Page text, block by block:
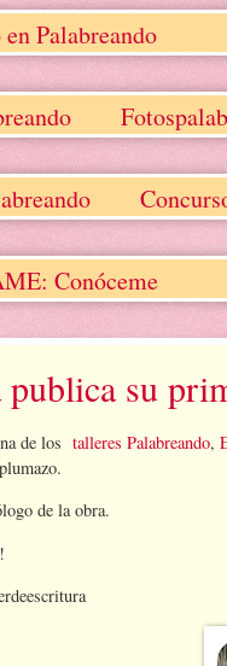
Palabreando
Conóceme
su
de los talleres Palabreando,
de la obra.